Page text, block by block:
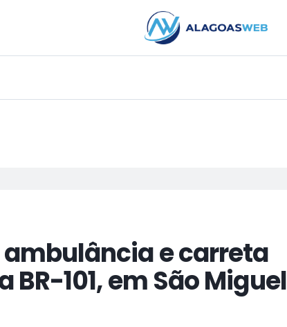
PUBLICIDADE
e carreta
101, em São Miguel